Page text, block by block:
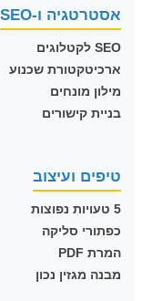
אסטרטגיה ו-SEO
SEO לקטלוגים
ארכיטקטורת שכנוע
מילון מונחים
בניית קישורים
טיפים ועיצוב
5 טעויות נפוצות
כפתורי סליקה
המרת PDF
מבנה מגזין נכון